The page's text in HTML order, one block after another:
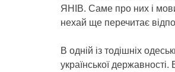
ЯНІВ. Саме про них і
нехай ще перечитає
В одній із тодішніх
української